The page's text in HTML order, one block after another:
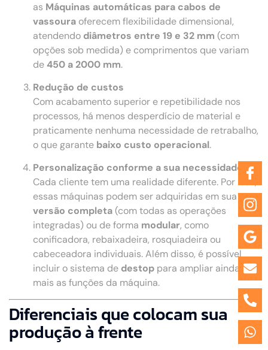
as Máquinas automáticas para cabos de
vassoura oferecem flexibilidade dimensional,
atendendo diâmetros entre 19 e 32 mm (com
opções sob medida) e comprimentos que variam
de450 a 2000 mm.
Redução de custos
Com acabamento superior e repetibilidade nos
processos, há menos desperdício de material e
praticamente nenhuma necessidade de retrabalho,
o que garante baixo custo operacional.
Personalização conforme a sua necessidade
Cada cliente tem uma realidade diferente. Por isso,
essas máquinas podem ser adquiridas em sua
versão completa (com todas as operações
integradas) ou de forma modular, como
conificadora, rebaixadeira, rosquiadeira ou
cabeceadora individuais. Além disso, é possível
incluir o sistema de destop para ampliar ainda
mais as funções da máquina.
Diferenciais que colocam sua
produção à frente